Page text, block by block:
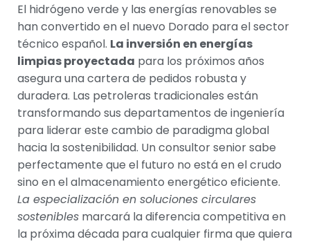
El hidrógeno verde y las energías renovables se
han convertido en el nuevo Dorado para el sector
técnico español. La inversión en energías
limpias proyectada para los próximos años
asegura una cartera de pedidos robusta y
duradera. Las petroleras tradicionales están
transformando sus departamentos de ingeniería
para liderar este cambio de paradigma global
hacia la sostenibilidad. Un consultor senior sabe
perfectamente que el futuro no está en el crudo
sino en el almacenamiento energético eficiente.
La especialización en soluciones circulares
sostenibles marcará la diferencia competitiva en
la próxima década para cualquier firma que quiera